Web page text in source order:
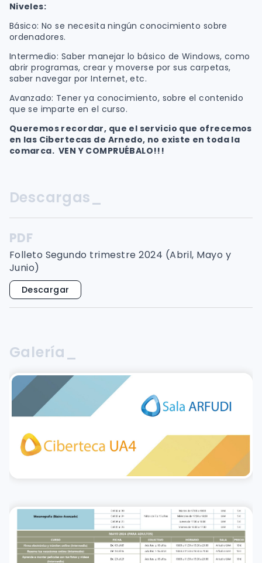
Niveles:
Básico: No se necesita ningún conocimiento sobre
ordenadores.
Intermedio: Saber manejar lo básico de Windows, como
abrir programas, crear y moverse por sus carpetas,
saber navegar por Internet, etc.
Avanzado: Tener ya conocimiento, sobre el contenido
que se imparte en el curso.
Queremos recordar, que el servicio que ofrecemos
en las Cibertecas de Arnedo, no existe en toda la
comarca. VEN Y COMPRUÉBALO!!!
Descargas_
PDF
Folleto Segundo trimestre 2024 (Abril, Mayo y
Junio)
Descargar
Galería_